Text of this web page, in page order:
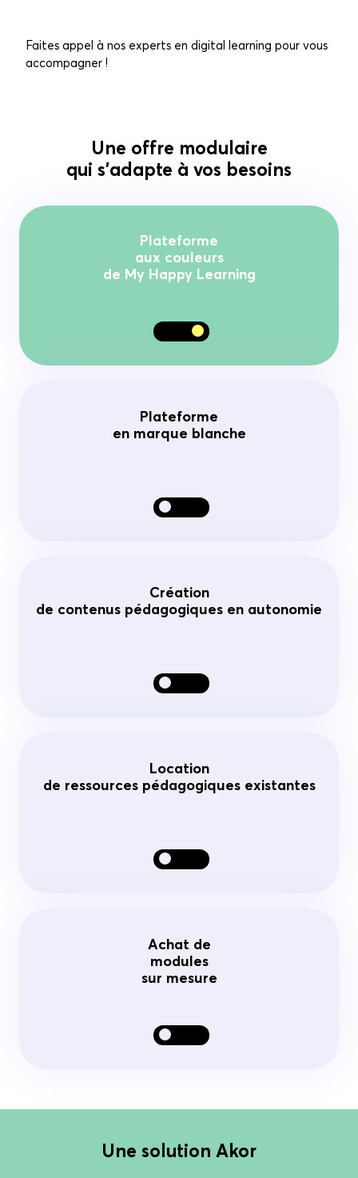
Faites appel à nos experts en digital learning pour vous
accompagner !
Une offre modulaire
qui s’adapte à vos besoins
Plateforme
aux couleurs
de My Happy Learning
Plateforme
en marque blanche
Création
de contenus pédagogiques en autonomie
Location
de ressources pédagogiques existantes
Achat de
modules
sur mesure
Une solution Akor